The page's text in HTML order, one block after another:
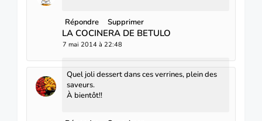
Répondre Supprimer
LA COCINERA DE BETULO
7 mai 2014 à 22:48
Quel joli dessert dans ces verrines, plein des
saveurs.
À bientôt!!